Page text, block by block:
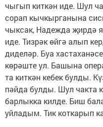
чыгып киткән иде. Шул
сорап кычкырганына
чыксак, Надежда җирдә
иде. Тизрәк өйгә алып
диделәр. Буа
көрәште ул. Башына
та киткән кебек булды.
пәйда булды. Шул чакта
барлыкка килде. Биш
уйладым. Тик коткарып